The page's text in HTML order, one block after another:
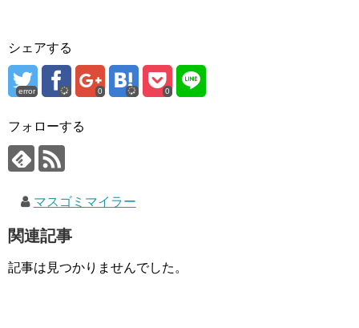
シェアする
error 0 0
フォローする
マスゴミマイラー
関連記事
記事は見つかりませんでした。